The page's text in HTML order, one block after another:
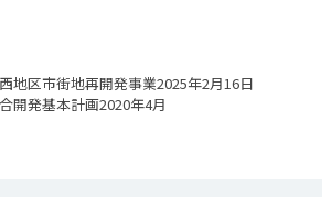
地区市街地再開発事業2025年2月16日
開発基本計画2020年4月